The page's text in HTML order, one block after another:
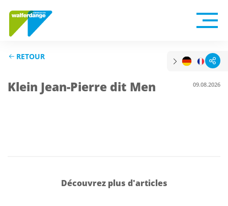
RETOUR
Klein Jean-Pierre dit Men 09.08.2026
Découvrez plus d'articles